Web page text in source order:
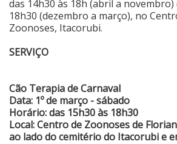
das 14h30 às 18h (abril a novembro)
18h30 (dezembro a março), no
Zoonoses, Itacorubi.
SERVIÇO
Cão Terapia de Carnaval
Data: 1º de março - sábado
Horário: das 15h30 às 18h30
Local: Centro de Zoonoses de
ao lado do cemitério do Itacorubi e